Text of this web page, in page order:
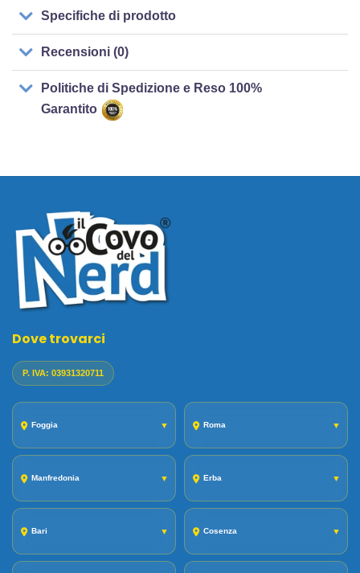
Specifiche di prodotto
Recensioni (0)
Politiche di Spedizione e Reso 100%
Garantito
Dove trovarci
P. IVA: 03931320711
Foggia ▼ Roma ▼
Manfredonia ▼ Erba ▼
Bari ▼ Cosenza ▼